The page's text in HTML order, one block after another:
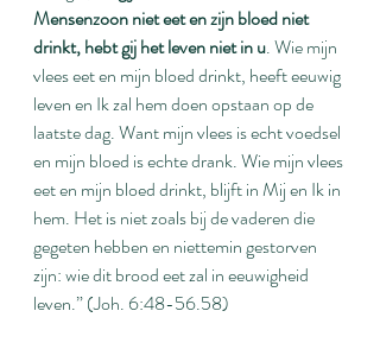
Mensenzoon niet eet en zijn bloed niet
drinkt, hebt gij het leven niet in u. Wie mijn
vlees eet en mijn bloed drinkt, heeft eeuwig
leven en Ik zal hem doen opstaan op de
laatste dag. Want mijn vlees is echt voedsel
en mijn bloed is echte drank. Wie mijn vlees
eet en mijn bloed drinkt, blijft in Mij en Ik in
hem. Het is niet zoals bij de vaderen die
gegeten hebben en niettemin gestorven
zijn: wie dit brood eet zal in eeuwigheid
leven.” (Joh. 6:48-56.58)